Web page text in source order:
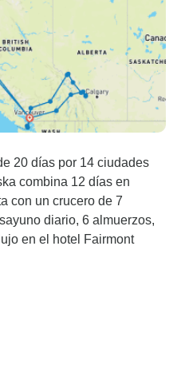
20 días por 14 ciudades
combina 12 días en
con un crucero de 7
diario, 6 almuerzos,
en el hotel Fairmont